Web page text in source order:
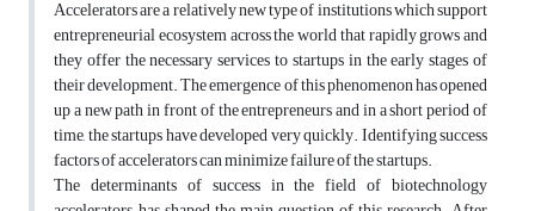
Accelerators are a relatively new type of institutions which support
entrepreneurial ecosystem across the world that rapidly grows and
they offer the necessary services to startups in the early stages of
their development. The emergence of this phenomenon has opened
up a new path in front of the entrepreneurs and in a short period of
time, the startups have developed very quickly. Identifying success
factors of accelerators can minimize failure of the startups.
The determinants of success in the field of biotechnology